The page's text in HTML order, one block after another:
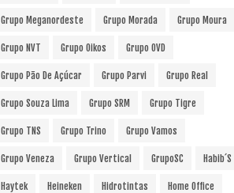
Grupo Meganordeste Grupo Morada Grupo Moura
Grupo NVT Grupo Oikos Grupo OVD
Grupo Pão De Açúcar Grupo Parvi Grupo Real
Grupo Souza Lima Grupo SRM Grupo Tigre
Grupo TNS Grupo Trino Grupo Vamos
Grupo Veneza Grupo Vertical GrupoSC Habib´s
Haytek Heineken Hidrotintas Home Office